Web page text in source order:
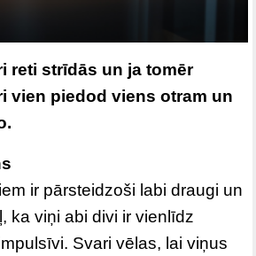
reti strīdās un ja tomēr
vien piedod viens otram un
ir pārsteidzoši labi draugi un
ka viņi abi divi ir vienlīdz
Svari vēlas, lai viņus